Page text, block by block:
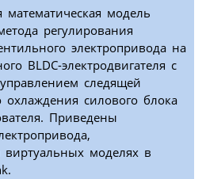
математическая модель
регулирования
электропривода на
BLDC-электродвигателя с
следящей
охлаждения cилового блока
Приведены
моделях в